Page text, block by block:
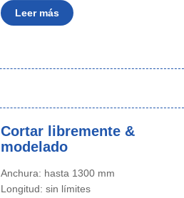
Leer más
Cortar libremente &
modelado
Anchura: hasta 1300 mm
Longitud: sin límites